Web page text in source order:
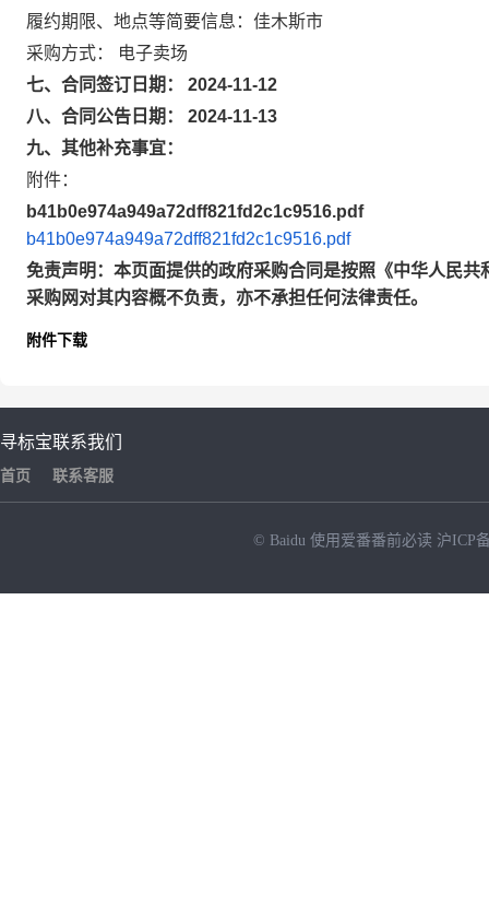
履约期限、地点等简要信息：佳木斯市
采购方式： 电子卖场
七、合同签订日期： 2024-11-12
八、合同公告日期： 2024-11-13
九、其他补充事宜：
附件：
b41b0e974a949a72dff821fd2c1c9516.pdf
b41b0e974a949a72dff821fd2c1c9516.pdf
免责声明：本页面提供的政府采购合同是按照《中华人民
采购网对其内容概不负责，亦不承担任何法律责任。
附件下载
寻标宝
首页
联系我们
联系客服
© Baidu 使用爱番番前必读 沪ICP